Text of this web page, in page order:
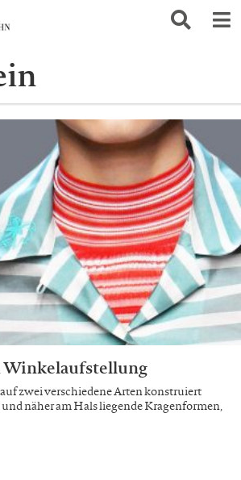
Winkelaufstellung
zwei verschiedene Arten konstruiert
näher am Hals liegende Kragenformen,